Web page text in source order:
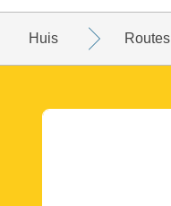
Huis Routes